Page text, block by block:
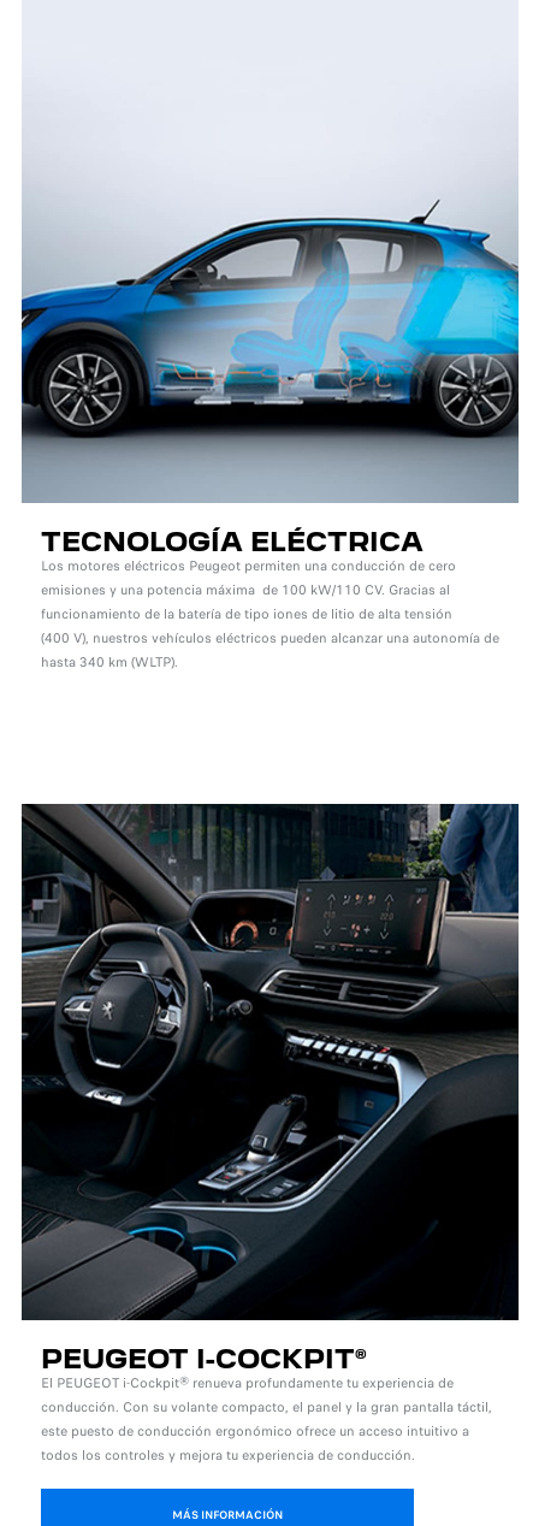
TECNOLOGÍA ELÉCTRICA
Los motores eléctricos Peugeot permiten una conducción de cero
emisiones y una potencia máxima de 100 kW/110 CV. Gracias al
funcionamiento de la batería de tipo iones de litio de alta tensión
(400 V), nuestros vehículos eléctricos pueden alcanzar una autonomía de
hasta 340 km (WLTP).
PEUGEOT I-COCKPIT®
El PEUGEOT i-Cockpit® renueva profundamente tu experiencia de
conducción. Con su volante compacto, el panel y la gran pantalla táctil,
este puesto de conducción ergonómico ofrece un acceso intuitivo a
todos los controles y mejora tu experiencia de conducción.
MÁS INFORMACIÓN